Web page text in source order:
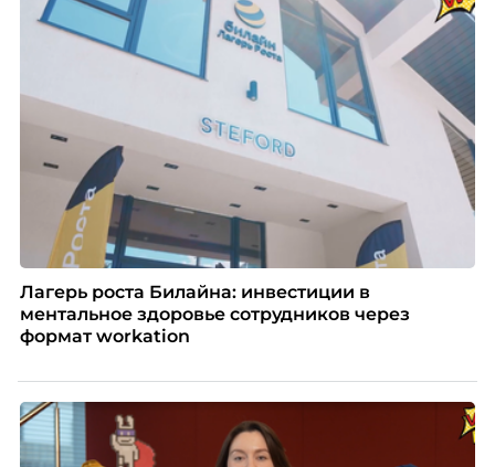
Лагерь роста Билайна: инвестиции в
ментальное здоровье сотрудников через
формат workation